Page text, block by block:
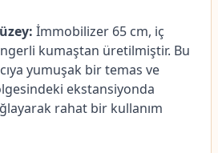
İmmobilizer 65 cm, iç
kumaştan üretilmiştir. Bu
yumuşak bir temas ve
ekstansiyonda
rahat bir kullanım